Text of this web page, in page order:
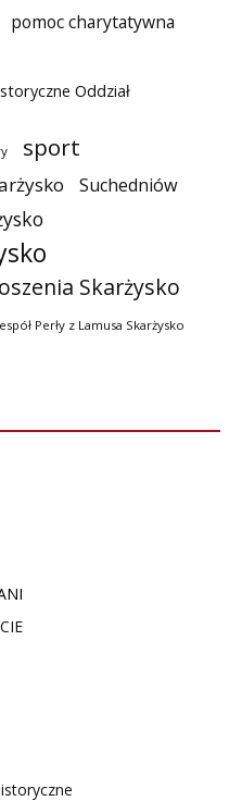
pomoc charytatywna
Oddział
sport
Suchedniów
Skarżysko
Perły z Lamusa Skarżysko